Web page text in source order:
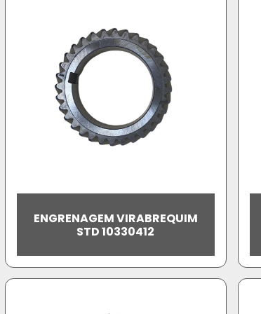
ENGRENAGEM VIRABREQUIM
STD 10330412